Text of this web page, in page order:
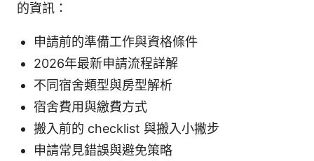
的資訊：
申請前的準備工作與資格條件
2026年最新申請流程詳解
不同宿舍類型與房型解析
宿舍費用與繳費方式
搬入前的 checklist 與搬入小撇步
申請常見錯誤與避免策略